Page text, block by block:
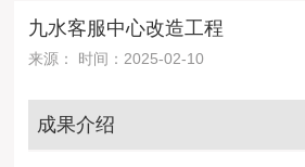
九水客服中心改造工程
来源： 时间：2025-02-10
成果介绍